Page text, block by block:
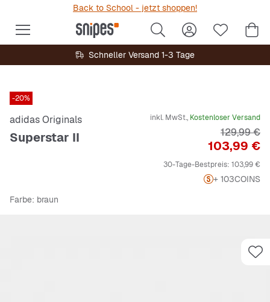
Back to School - jetzt shoppen!
Schneller Versand 1-3 Tage
-20%
adidas Originals
Superstar II
inkl. MwSt., Kostenloser Versand
Preis
103,99 €
129,99 €
30-Tage-Bestpreis: 103,99 €
+ 103COINS
Farbe: braun